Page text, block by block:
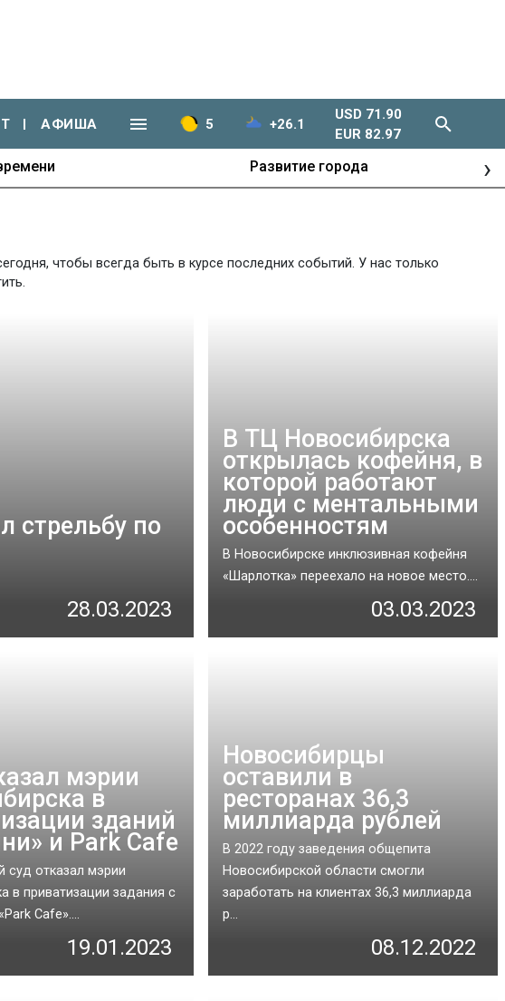
АФИША 5 +26.1
USD 71.90
EUR 82.97
Развитие города ›
чтобы всегда быть в курсе последних событий. У нас только
стрельбу по
28.03.2023
В ТЦ Новосибирска
открылась кофейня, в
которой работают
люди с ментальными
особенностям
В Новосибирске инклюзивная кофейня
«Шарлотка» переехало на новое место....
03.03.2023
мэрии
в
зданий
и Park Cafe
суд отказал мэрии
в приватизации задания с
Cafe»....
19.01.2023
Новосибирцы
оставили в
ресторанах 36,3
миллиарда рублей
В 2022 году заведения общепита
Новосибирской области смогли
заработать на клиентах 36,3 миллиарда
р...
08.12.2022